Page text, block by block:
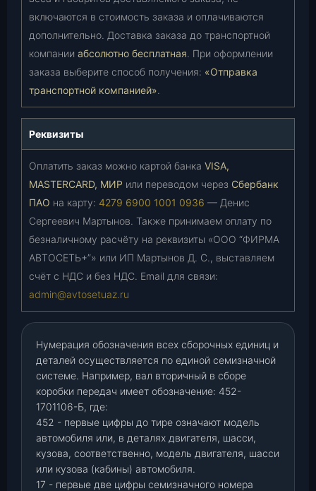
включаются в стоимость заказа и оплачиваются
дополнительно. Доставка заказа до транспортной
компании абсолютно бесплатная. При оформлении
заказа выберите способ получения: «Отправка
транспортной компанией».
Реквизиты
Оплатить заказ можно картой банка VISA,
MASTERCARD, МИР или переводом через Сбербанк
ПАО на карту: 4279 6900 1001 0936 — Денис
Сергеевич Мартынов. Также принимаем оплату по
безналичному расчёту на реквизиты «ООО “ФИРМА
АВТОСЕТЬ+”» или ИП Мартынов Д. С., выставляем
счёт с НДС и без НДС. Email для связи:
admin@avtosetuaz.ru
Нумерация обозначения всех сборочных единиц и
деталей осуществляется по единой семизначной
системе. Например, вал вторичный в сборе
коробки передач имеет обозначение: 452-
1701106-Б, где:
452 - первые цифры до тире означают модель
автомобиля или, в деталях двигателя, шасси,
кузова, соответственно, модель двигателя, шасси
или кузова (кабины) автомобиля.
17 - первые две цифры семизначного номера